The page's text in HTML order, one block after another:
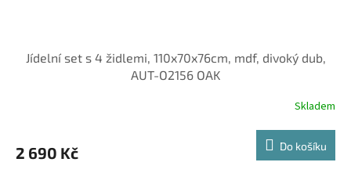
Jídelní set s 4 židlemi, 110x70x76cm, mdf, divoký dub,
AUT-O2156 OAK
Skladem
2 690 Kč Do košíku